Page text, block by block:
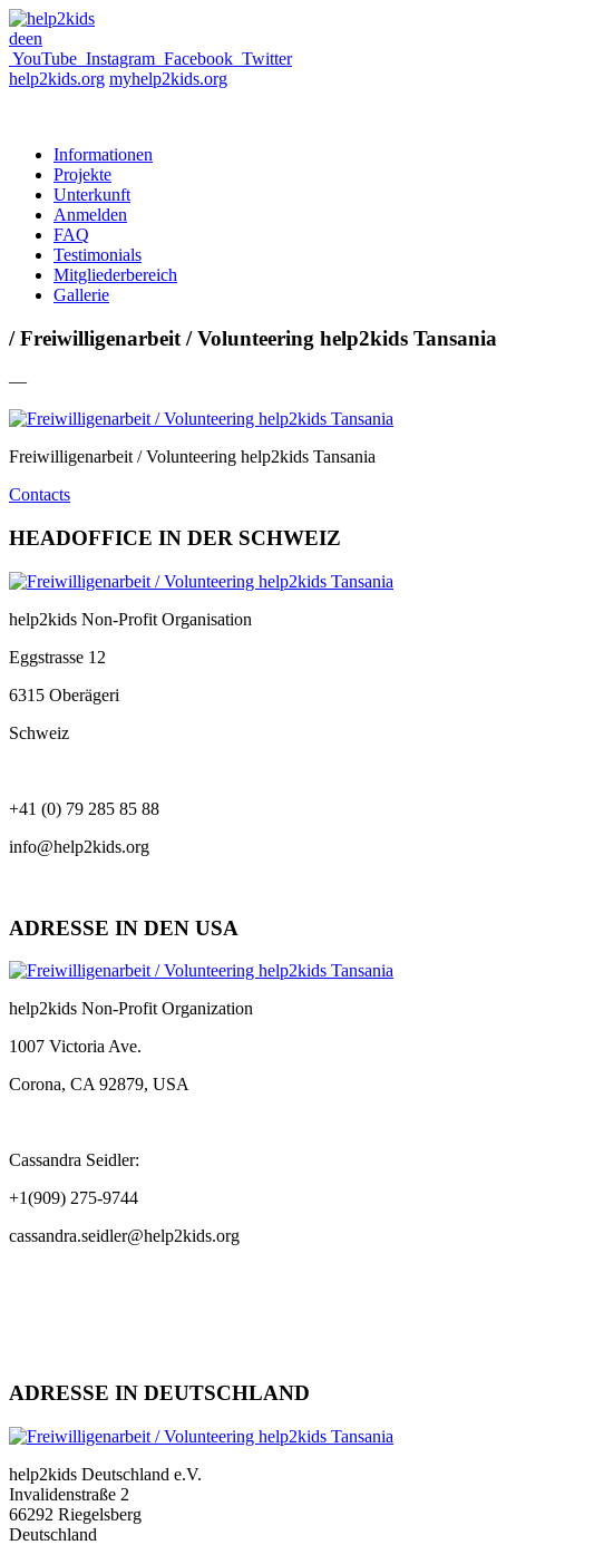
deen
YouTube Instagram Facebook Twitter
help2kids.org myhelp2kids.org
Informationen
Projekte
Unterkunft
Anmelden
FAQ
Testimonials
Mitgliederbereich
Gallerie
/ Freiwilligenarbeit / Volunteering help2kids Tansania
—
Freiwilligenarbeit / Volunteering help2kids Tansania
Contacts
HEADOFFICE IN DER SCHWEIZ
help2kids Non-Profit Organisation
Eggstrasse 12
6315 Oberägeri
Schweiz
+41 (0) 79 285 85 88
info@help2kids.org
ADRESSE IN DEN USA
help2kids Non-Profit Organization
1007 Victoria Ave.
Corona, CA 92879, USA
Cassandra Seidler:
+1(909) 275-9744
cassandra.seidler@help2kids.org
ADRESSE IN DEUTSCHLAND
help2kids Deutschland e.V.
Invalidenstraße 2
66292 Riegelsberg
Deutschland